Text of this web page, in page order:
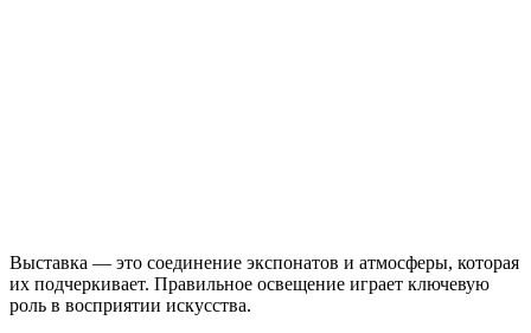
Выставка — это соединение экспонатов и атмосферы, которая
их подчеркивает. Правильное освещение играет ключевую
роль в восприятии искусства.